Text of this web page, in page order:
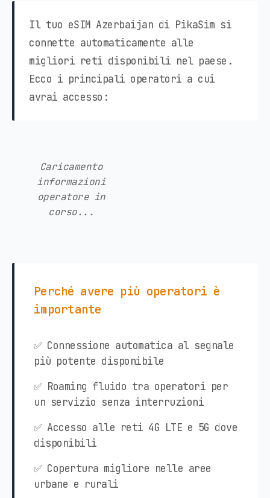
Il tuo eSIM Azerbaijan di PikaSim si
connette automaticamente alle
migliori reti disponibili nel paese.
Ecco i principali operatori a cui
avrai accesso:
Caricamento
informazioni
operatore in
corso...
Perché avere più operatori è
importante
✅ Connessione automatica al segnale
più potente disponibile
✅ Roaming fluido tra operatori per
un servizio senza interruzioni
✅ Accesso alle reti 4G LTE e 5G dove
disponibili
✅ Copertura migliore nelle aree
urbane e rurali